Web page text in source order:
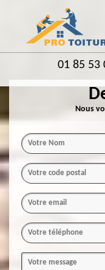
01 85 53
Nous